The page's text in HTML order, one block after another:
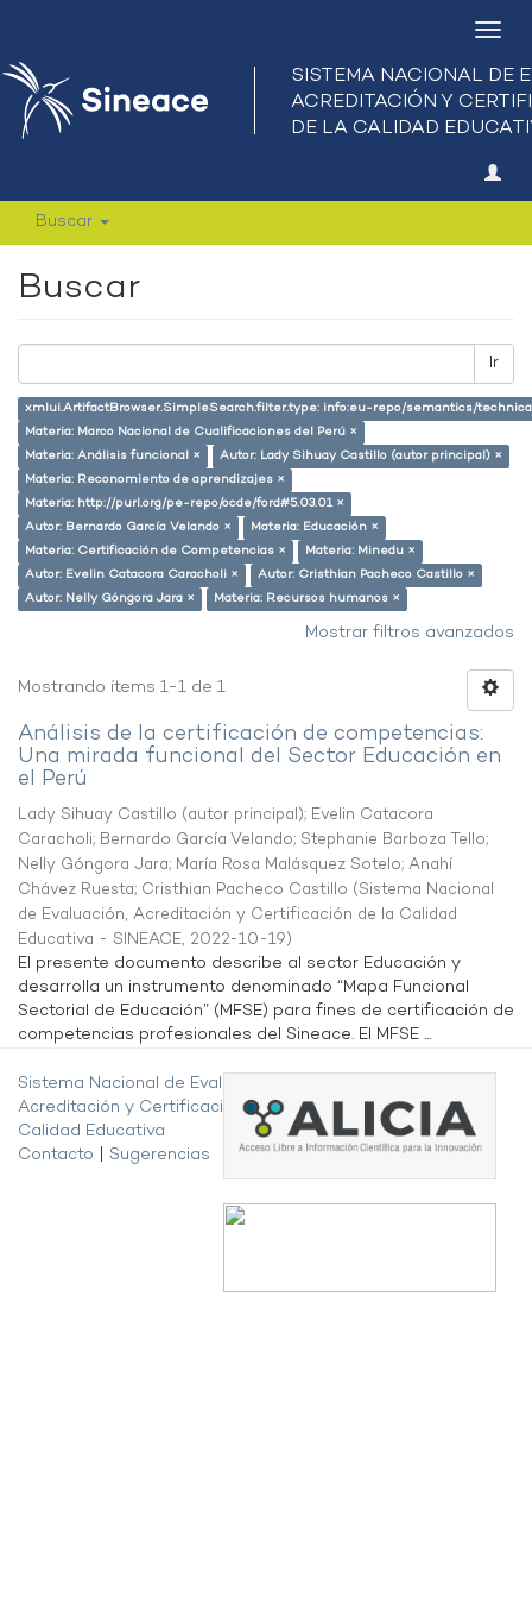
Buscar
Buscar
Ir
xmlui.ArtifactBrowser.SimpleSearch.filter.type: info:eu-repo/semantics/
Materia: Marco Nacional de Cualificaciones del Perú ×
Materia: Análisis funcional ×
Autor: Lady Sihuay Castillo (autor principal) ×
Materia: Reconomiento de aprendizajes ×
Materia: http://purl.org/pe-repo/ocde/ford#5.03.01 ×
Autor: Bernardo García Velando ×
Materia: Educación ×
Materia: Certificación de Competencias ×
Materia: Minedu ×
Autor: Evelin Catacora Caracholi ×
Autor: Cristhian Pacheco Castillo ×
Autor: Nelly Góngora Jara ×
Materia: Recursos humanos ×
Mostrar filtros avanzados
Mostrando ítems 1-1 de 1
Análisis de la certificación de competencias:
Una mirada funcional del Sector Educación en
el Perú
Lady Sihuay Castillo (autor principal); Evelin Catacora
Caracholi; Bernardo García Velando; Stephanie Barboza Tello;
Nelly Góngora Jara; María Rosa Malásquez Sotelo; Anahí
Chávez Ruesta; Cristhian Pacheco Castillo (Sistema Nacional
de Evaluación, Acreditación y Certificación de la Calidad
Educativa - SINEACE, 2022-10-19)
El presente documento describe al sector Educación y
desarrolla un instrumento denominado “Mapa Funcional
Sectorial de Educación” (MFSE) para fines de certificación de
competencias profesionales del Sineace. El MFSE ...
Sistema Nacional de Evaluación,
Acreditación y Certificación de la
Calidad Educativa
Contacto
Sugerencias